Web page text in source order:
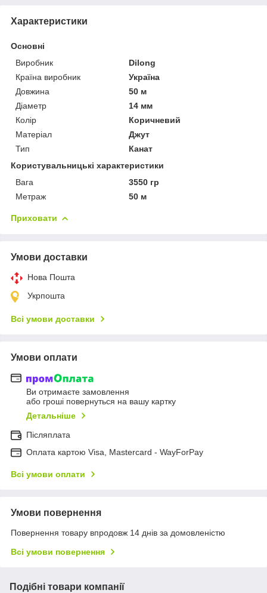
Характеристики
Основні
Виробник
Dilong
Країна виробник
Україна
Довжина
50 м
Діаметр
14 мм
Колір
Коричневий
Матеріал
Джут
Тип
Канат
Користувальницькі характеристики
Вага
3550 гр
Метраж
50 м
Приховати
Умови доставки
Нова Пошта
Укрпошта
Всі умови доставки
Умови оплати
Ви отримаєте замовлення
або гроші повернуться на вашу картку
Детальніше
Післяплата
Оплата картою Visa, Mastercard - WayForPay
Всі умови оплати
Умови повернення
Повернення товару впродовж 14 днів за домовленістю
Всі умови повернення
Подібні товари компанії